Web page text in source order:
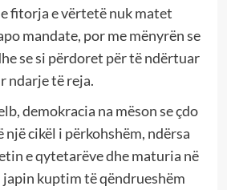
fitorja e vërtetë nuk matet
mandate, por me mënyrën se
se si përdoret për të ndërtuar
ndarje të reja.
demokracia na mëson se çdo
cikël i përkohshëm, ndërsa
e qytetarëve dhe maturia në
kuptim të qëndrueshëm